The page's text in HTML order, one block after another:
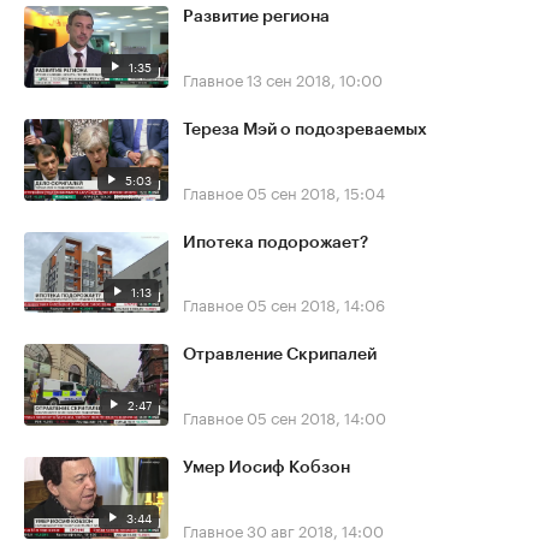
1:35
Развитие региона
Главное13 сен 2018, 10:00
5:03
Тереза Мэй о подозреваемых
Главное 05 сен 2018, 15:04
1:13
Ипотека подорожает?
Главное 05 сен 2018, 14:06
2:47
Отравление Скрипалей
Главное 05 сен 2018, 14:00
3:44
Умер Иосиф Кобзон
Главное30 авг 2018, 14:00